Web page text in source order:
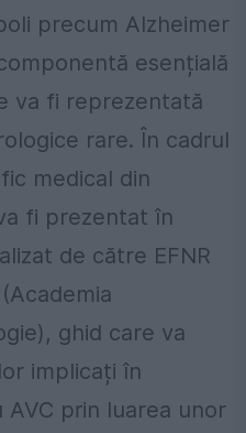
precum Alzheimer
esențială
va fi reprezentată
rare. În cadrul
medical din
fi prezentat în
de către EFNR
ghid care va
implicați în
prin luarea unor